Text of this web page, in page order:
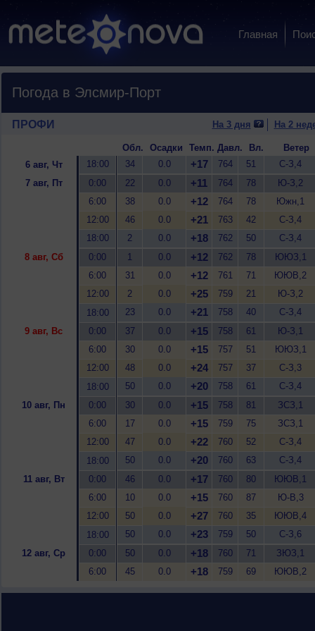
Главная
Погода в Элсмир-Порт
ПРОФИ На 3 дня На 2
Обл. Осадки Темп. Давл. Вл.
Ветер
6 авг, Чт
18:00 34 0.0 +17 764 51
С-З,4
7 авг, Пт
0:00 22 0.0 +11 764 78
Ю-З,2
6:00
38 0.0 +12 764 78
Южн,1
12:00
46 0.0 +21 763 42
С-З,4
18:00
2 0.0 +18 762 50
С-З,4
8 авг, Сб
0:00 1 0.0 +12 762 78
ЮЮЗ,1
6:00
31 0.0 +12 761 71
ЮЮВ,2
12:00
2 0.0 +25 759 21
Ю-З,2
18:00
23 0.0 +21 758 40
С-З,4
9 авг, Вс
0:00 37 0.0 +15 758 61
Ю-З,1
6:00
30 0.0 +15 757 51
ЮЮЗ,1
12:00
48 0.0 +24 757 37
С-З,3
18:00
50 0.0 +20 758 61
С-З,4
10 авг, Пн
0:00 30 0.0 +15 758 81
ЗСЗ,1
6:00
17 0.0 +15 759 75
ЗСЗ,1
12:00
47 0.0 +22 760 52
С-З,4
18:00
50 0.0 +20 760 63
С-З,4
11 авг, Вт
0:00 46 0.0 +17 760 80
ЮЮВ,1
6:00
10 0.0 +15 760 87
Ю-В,3
12:00
50 0.0 +27 760 35
ЮЮВ,4
18:00
50 0.0 +23 759 50
С-З,6
12 авг, Ср
0:00 50 0.0 +18 760 71
ЗЮЗ,1
6:00
45 0.0 +18 759 69 ЮЮВ,2